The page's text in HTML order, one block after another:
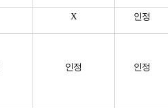
X 인정
인정 인정